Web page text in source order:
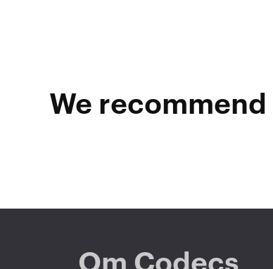
We recommend
Om Codecs